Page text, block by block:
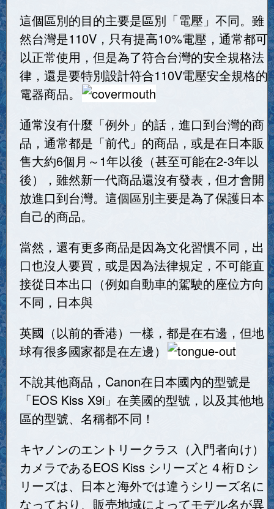
這個區別的目的主要是區別「電壓」不同。雖
然台灣是110V，只有提高10%電壓，通常都可
以正常使用，但是為了符合台灣的安全規格法
律，還是要特別設計符合110V電壓安全規格的
電器商品。
通常沒有什麼「例外」的話，進口到台灣的商
品，通常都是「前代」的商品，或是在日本販
售大約6個月～1年以後（甚至可能在2-3年以
後），雖然新一代商品還沒有發表，但才會開
放進口到台灣。這個區別主要是為了保護日本
自己的商品。
當然，還有更多商品是因為文化習慣不同，出
口也沒人要買，或是因為法律規定，不可能直
接從日本出口（例如自動車的駕駛的座位方向
不同，日本與
英國（以前的香港）一樣，都是在右邊，但地
球有很多國家都是在左邊）
不說其他商品，Canon在日本國內的型號是
「EOS Kiss X9i」在美國的型號，以及其他地
區的型號、名稱都不同！
キヤノンのエントリークラス（入門者向け）
カメラであるEOS Kiss シリーズと４桁Ｄシ
リーズは、日本と海外では違うシリーズ名に
なっており、販売地域によってモデル名が異